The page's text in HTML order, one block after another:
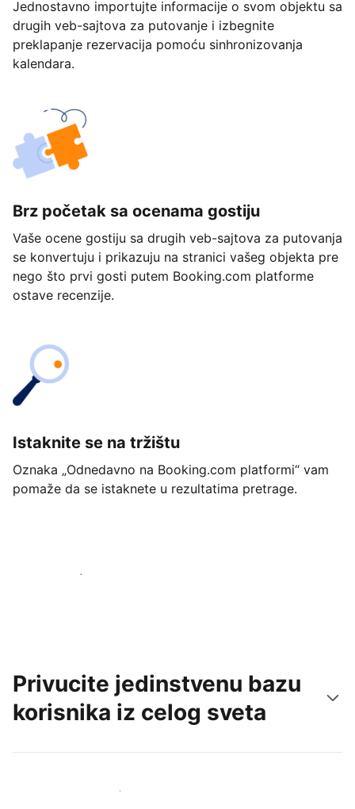
Jednostavno importujte informacije o svom objektu sa
drugih veb-sajtova za putovanje i izbegnite
preklapanje rezervacija pomoću sinhronizovanja
kalendara.
Brz početak sa ocenama gostiju
Vaše ocene gostiju sa drugih veb-sajtova za putovanja
se konvertuju i prikazuju na stranici vašeg objekta pre
nego što prvi gosti putem Booking.com platforme
ostave recenzije.
Istaknite se na tržištu
Oznaka „Odnedavno na Booking.com platformi“ vam
pomaže da se istaknete u rezultatima pretrage.
Počnite već danas
Privucite jedinstvenu bazu
korisnika iz celog sveta
Privucite nove goste već danas